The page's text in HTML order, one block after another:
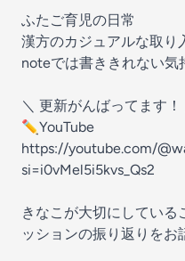
ふたご育児の日常
漢方のカジュアルな取り
noteでは書ききれない気
＼ 更新がんばってます！
✏︎YouTube
https://youtube.com/
si=i0vMel5i5kvs_Qs2
きなこが大切にしている
ッションの振り返りをお